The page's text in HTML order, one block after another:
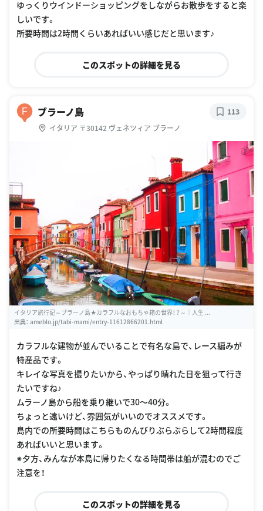
ゆっくりウインドーショッピングをしながらお散歩をすると楽
しいです。
所要時間は2時間くらいあればいい感じだと思います♪
このスポットの詳細を見る
F ブラーノ島
イタリア 〒30142 ヴェネツィア ブラーノ
113
イタリア旅行記～ブラーノ島★カラフルなおもちゃ箱の世界！？～｜人生 ...
出典： ameblo.jp/tabi-mami/entry-11612866201.html
カラフルな建物が並んでいることで有名な島で、レース編みが
特産品です。
キレイな写真を撮りたいから、やっぱり晴れた日を狙って行き
たいですね♪
ムラーノ島から船を乗り継いで30〜40分。
ちょっと遠いけど、雰囲気がいいのでオススメです。
島内での所要時間はこちらものんびりぶらぶらして2時間程度
あればいいと思います。
※夕方、みんなが本島に帰りたくなる時間帯は船が混むのでご
注意を！
このスポットの詳細を見る